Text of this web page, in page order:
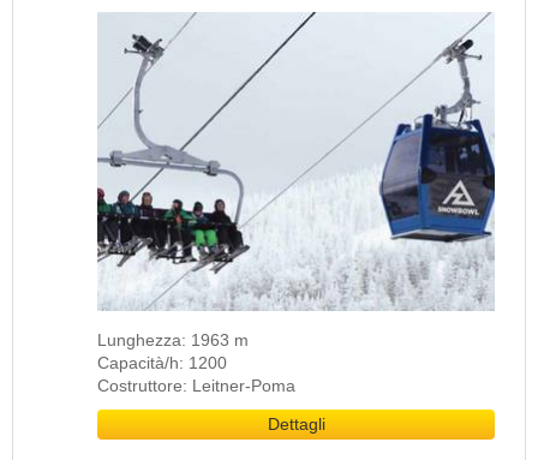
Lunghezza: 1963 m
Capacità/h: 1200
Costruttore: Leitner-Poma
Dettagli